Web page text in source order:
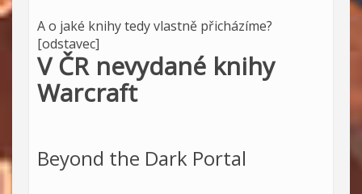
A o jaké knihy tedy vlastně přicházíme?
[odstavec]
V ČR nevydané knihy
Warcraft
Beyond the Dark Portal